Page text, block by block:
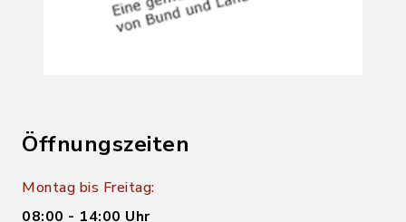
Öffnungszeiten
Montag bis Freitag:
08:00 - 14:00 Uhr